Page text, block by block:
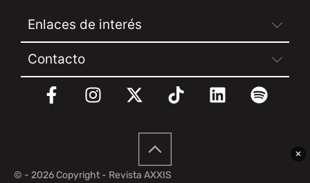
✕
Enlaces de interés
Contacto
© - 2026 Copyright - Revista AXXIS